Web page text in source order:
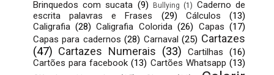
Brinquedos com sucata (9) Bullying (1) Caderno de
escrita palavras e Frases
(29) Cálculos
(13)
Caligrafia (28) Caligrafia Colorida (26) Capas (17)
Capas para cadernos (28) Carnaval (25) Cartazes
(47) Cartazes Numerais (33) Cartilhas
(16)
Cartões para facebook (13) Cartões Whatsapp (13)